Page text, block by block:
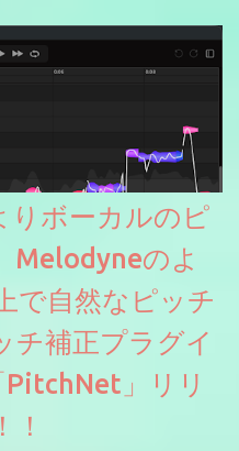
りボーカルのピ
Melodyneのよ
で自然なピッチ
チ補正プラグイ
PitchNet」リリ
！